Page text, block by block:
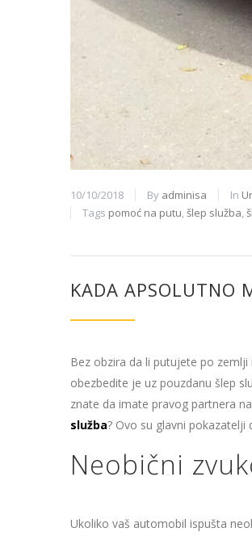
10/10/2018 By adminisa In
Tags pomoć na putu,šlep služba,
KADA APSOLUTNO
Bez obzira da li putujete po
obezbedite je uz pouzdanu šlep
znate da imate pravog partnera
služba? Ovo su glavni
Neobični
Ukoliko vaš automobil ispušta